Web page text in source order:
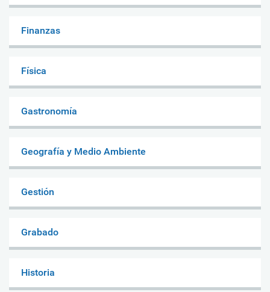
Finanzas
Física
Gastronomía
Geografía y Medio Ambiente
Gestión
Grabado
Historia